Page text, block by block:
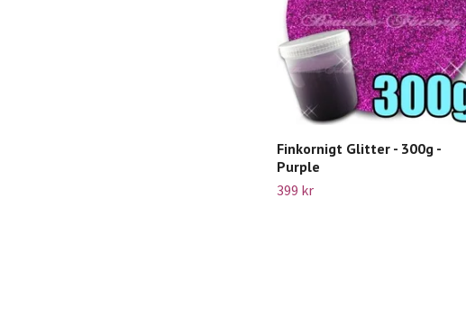
Finkornigt Glitter - 300g -
Purple
399 kr